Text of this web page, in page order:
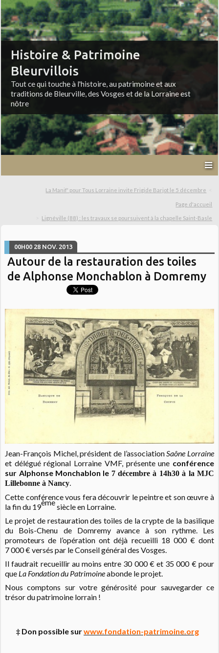
Histoire & Patrimoine
Bleurvillois
Tout ce qui touche à l'histoire, au patrimoine et aux
traditions de Bleurville, des Vosges et de la Lorraine est
nôtre
La Manif' pour Tous Lorraine invite Frigide Barjot le 5 décembre
Page d'accueil
Lignéville (88) : les travaux se poursuivent à la chapelle Saint-Basle
00H00 28 NOV. 2013
Autour de la restauration des toiles
de Alphonse Monchablon à Domremy
Jean-François Michel, président de l’associationSaône Lorraine
et délégué régional Lorraine VMF, présente une conférence
sur Alphonse Monchablon le 7 décembre à 14h30 à la MJC
Lillebonne à Nancy.
Cette conférence vous fera découvrir le peintre et son œuvre à
la fin du 19èmesiècle en Lorraine.
Le projet de restauration des toiles de la crypte de la basilique
du Bois-Chenu de Domremy avance à son rythme. Les
promoteurs de l’opération ont déjà recueilli 18 000 € dont
7 000 € versés par le Conseil général des Vosges.
Il faudrait recueillir au moins entre 30 000 € et 35 000 € pour
que La Fondation du Patrimoineabonde le projet.
Nous comptons sur votre générosité pour sauvegarder ce
trésor du patrimoine lorrain !
‡ Don possible surwww.fondation-patrimoine.org